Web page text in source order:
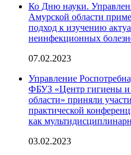
Ко Дню науки.
Амурской области
подход к изучению
неинфекционных
07.02.2023
Управление
ФБУЗ «Центр гигиены и
области» приняли
практической
как
03.02.2023